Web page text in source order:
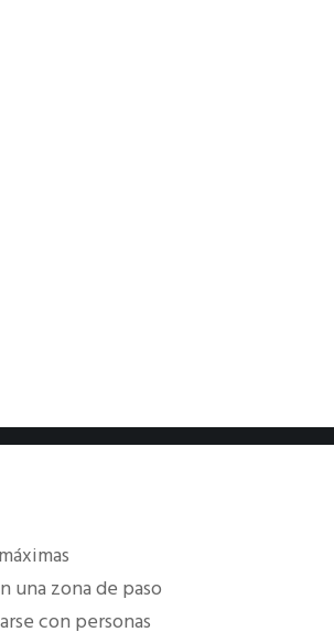
una zona de paso
con personas